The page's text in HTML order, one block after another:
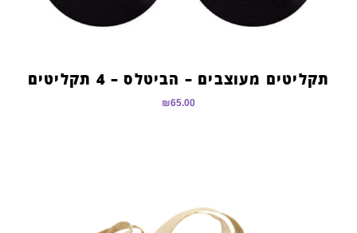
תקליטים מעוצבים – הביטלס – 4 תקליטים
₪65.00